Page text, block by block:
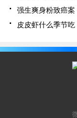
强生爽身粉致癌
皮皮虾什么季节吃